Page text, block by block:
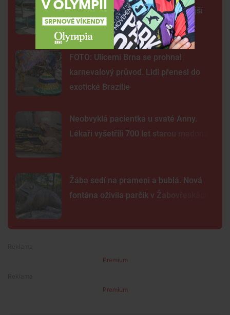
třicet lidí. Přibudou kamery i častější
hlídky
FOTO: Ulicemi Brna se prohnal
karnevalový průvod. Lidi přenesl do
exotické Brazílie
Neobvyklá pacientka u svaté Anny.
Lékaři vyšetřili 700 let starou madonu
Žába sedí na prameni a bublá. Nová
fontána oživila parčík v Žabovřeskách
Premium
Premium